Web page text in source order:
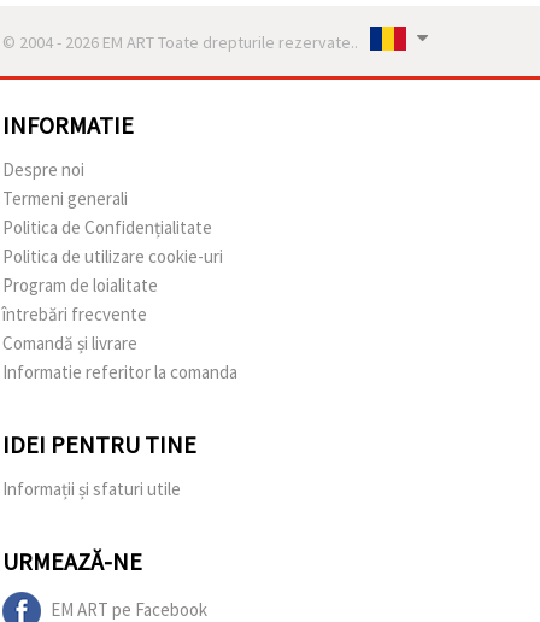
© 2004 - 2026 EM ART Toate drepturile rezervate..
INFORMATIE
Despre noi
Termeni generali
Politica de Confidențialitate
Politica de utilizare cookie-uri
Program de loialitate
întrebări frecvente
Comandă și livrare
Informatie referitor la comanda
IDEI PENTRU TINE
Informații și sfaturi utile
URMEAZĂ-NE
EM ART pe Facebook